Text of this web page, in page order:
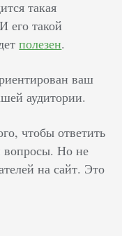
такая
его такой
полезен.
ваш
аудитории.
чтобы ответить
вопросы. Но не
на сайт. Это